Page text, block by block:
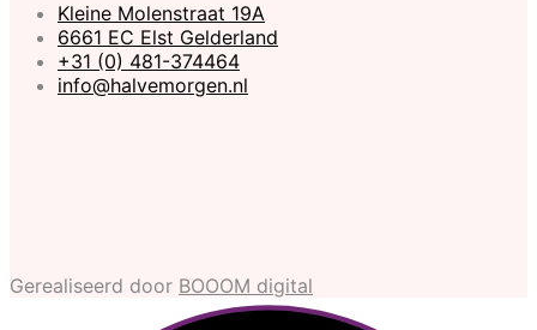
Kleine Molenstraat 19A
6661 EC Elst Gelderland
+31 (0) 481-374464
info@halvemorgen.nl
Gerealiseerd door BOOOM digital